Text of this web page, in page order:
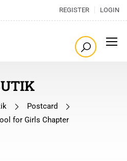
REGISTER LOGIN
Postcard
for Girls Chapter